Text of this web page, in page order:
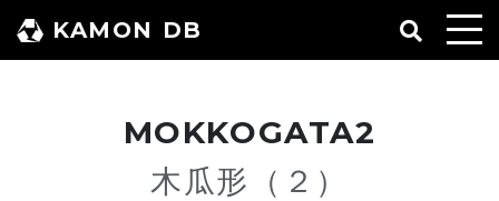
ン
KAMON DB
MOKKOGATA2
木瓜形（２）